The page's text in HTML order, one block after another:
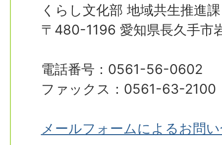
くらし文化部 地域共生推進課
〒480-1196 愛知県長久手市
電話番号：0561-56-0602
ファックス：0561-63-2100
メールフォームによるお問